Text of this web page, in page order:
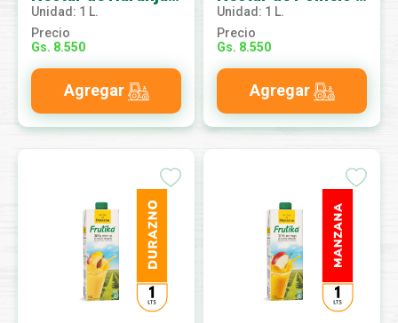
Unidad: 1 L.
Precio
Gs. 8.550
Agregar
Unidad: 1 L.
Precio
Gs. 8.550
Agregar